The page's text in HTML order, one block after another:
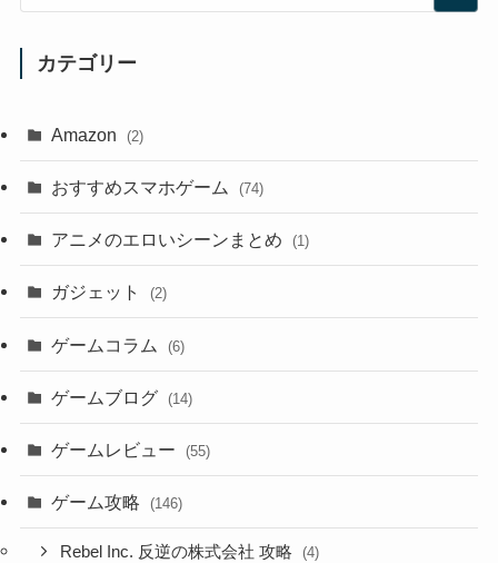
カテゴリー
Amazon (2)
おすすめスマホゲーム (74)
アニメのエロいシーンまとめ (1)
ガジェット (2)
ゲームコラム (6)
ゲームブログ (14)
ゲームレビュー (55)
ゲーム攻略 (146)
Rebel Inc. 反逆の株式会社 攻略 (4)